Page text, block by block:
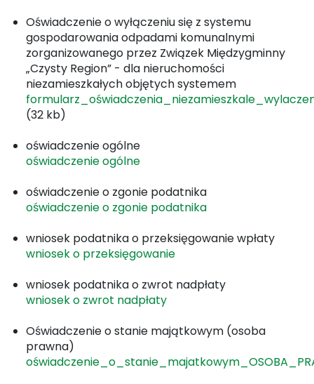
Oświadczenie o wyłączeniu się z systemu
gospodarowania odpadami komunalnymi
zorganizowanego przez Związek Międzygminny
„Czysty Region” - dla nieruchomości
niezamieszkałych objętych systemem
(32 kb)
oświadczenie ogólne
oświadczenie ogólne
oświadczenie o zgonie podatnika
oświadczenie o zgonie podatnika
wniosek podatnika o przeksięgowanie wpłaty
wniosek o przeksięgowanie
wniosek podatnika o zwrot nadpłaty
wniosek o zwrot nadpłaty
Oświadczenie o stanie majątkowym (osoba
prawna)